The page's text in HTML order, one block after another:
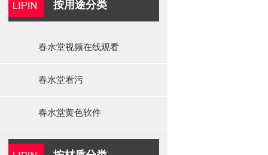
按用途分类
春水堂视频在线观看
春水堂看污
春水堂黄色软件